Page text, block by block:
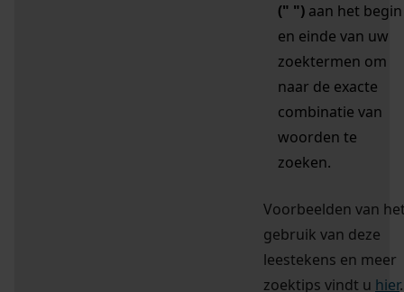
(" ") aan het begin
en einde van uw
zoektermen om
naar de exacte
combinatie van
woorden te
zoeken.
Voorbeelden van
gebruik van deze
leestekens en meer
zoektips vindt u hier.